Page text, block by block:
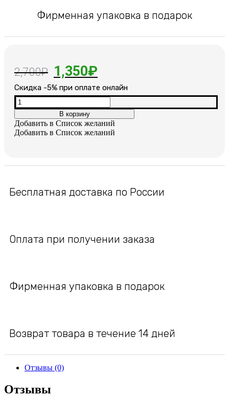
Фирменная упаковка в подарок
2,700₽ Первоначальная
цена
составляла
2,700₽.
1,350₽
цена:
1,350₽.
Cкидка -5% при оплате онлайн
Количество
товара
Серьги
позолоченные
В корзину
Добавить в Список желаний
Добавить в Список желаний
Бесплатная доставка по России
Оплата при получении заказа
Фирменная упаковка в подарок
Возврат товара в течение 14 дней
Отзывы (0)
Отзывы